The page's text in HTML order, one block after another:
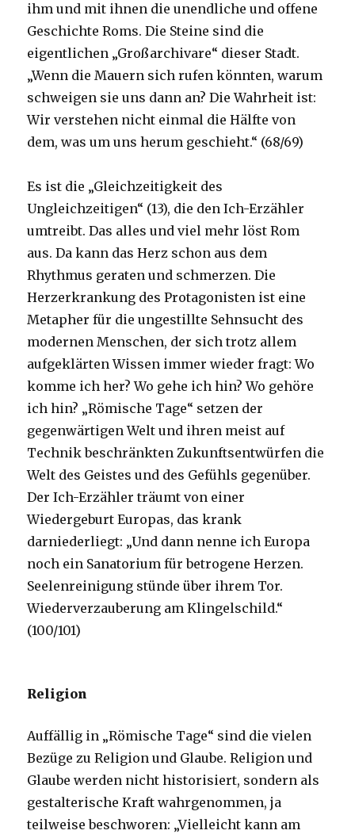
ihm und mit ihnen die unendliche und offene
Geschichte Roms. Die Steine sind die
eigentlichen „Großarchivare“ dieser Stadt.
„Wenn die Mauern sich rufen könnten, warum
schweigen sie uns dann an? Die Wahrheit ist:
Wir verstehen nicht einmal die Hälfte von
dem, was um uns herum geschieht.“ (68/69)
Es ist die „Gleichzeitigkeit des
Ungleichzeitigen“ (13), die den Ich-Erzähler
umtreibt. Das alles und viel mehr löst Rom
aus. Da kann das Herz schon aus dem
Rhythmus geraten und schmerzen. Die
Herzerkrankung des Protagonisten ist eine
Metapher für die ungestillte Sehnsucht des
modernen Menschen, der sich trotz allem
aufgeklärten Wissen immer wieder fragt: Wo
komme ich her? Wo gehe ich hin? Wo gehöre
ich hin? „Römische Tage“ setzen der
gegenwärtigen Welt und ihren meist auf
Technik beschränkten Zukunftsentwürfen die
Welt des Geistes und des Gefühls gegenüber.
Der Ich-Erzähler träumt von einer
Wiedergeburt Europas, das krank
darniederliegt: „Und dann nenne ich Europa
noch ein Sanatorium für betrogene Herzen.
Seelenreinigung stünde über ihrem Tor.
Wiederverzauberung am Klingelschild.“
(100/101)
Religion
Auffällig in „Römische Tage“ sind die vielen
Bezüge zu Religion und Glaube. Religion und
Glaube werden nicht historisiert, sondern als
gestalterische Kraft wahrgenommen, ja
teilweise beschworen: „Vielleicht kann am